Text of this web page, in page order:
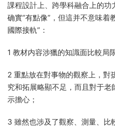
課程設計上、跨學科融合上的
确實“有點像”，但這并不意味着
國際接軌”：
1 教材内容涉獵的知識面比較局
2 重點放在對事物的觀察上，對
究和拓展略顯不足，而且對于
示擔心；
3 雖然也涉及了觀察、測量、比